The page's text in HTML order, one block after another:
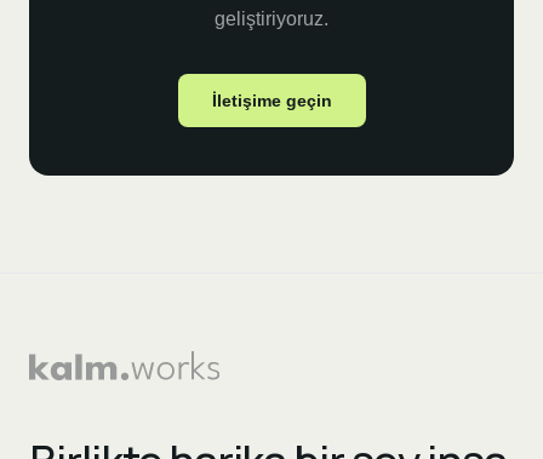
geliştiriyoruz.
İletişime geçin